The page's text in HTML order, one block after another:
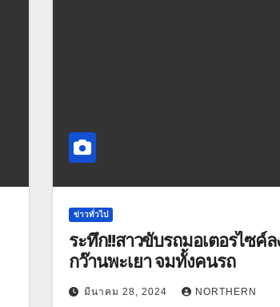
ข่าวทั่วไป
ระทึก!!สาวขับรถมอเตอรไซค์
กว๊านพะเยา จมทั้งคนรถ
มีนาคม 28, 2024 NORTHERN